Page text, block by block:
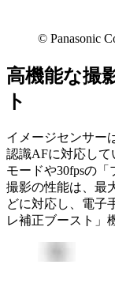
© Panasonic
高機能な撮
ト
イメージセンサー
認識AFに対応して
モードや30fpsの
撮影の性能は、最
どに対応し、電子
レ補正ブースト」